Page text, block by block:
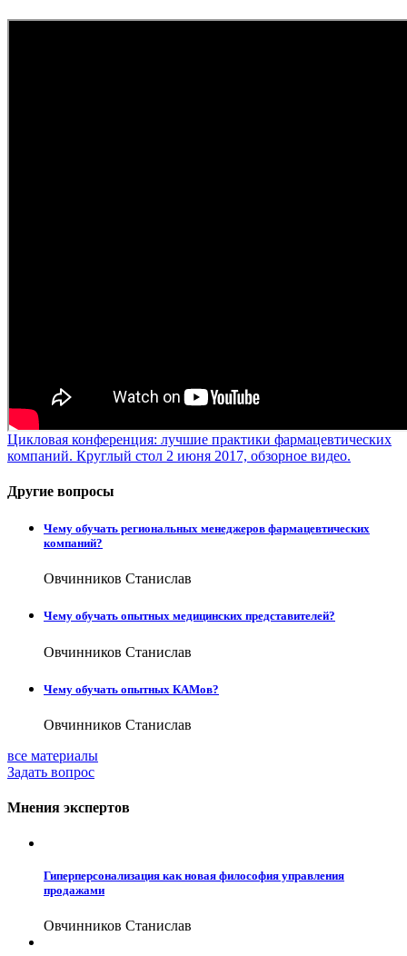
Цикловая конференция: лучшие практики фармацевтических
компаний. Круглый стол 2 июня 2017, обзорное видео.
Другие вопросы
Чему обучать региональных менеджеров фармацевтических
компаний?
Овчинников Станислав
Чему обучать опытных медицинских представителей?
Овчинников Станислав
Чему обучать опытных КАМов?
Овчинников Станислав
все материалы
Задать вопрос
Мнения экспертов
Гиперперсонализация как новая философия управления
продажами
Овчинников Станислав